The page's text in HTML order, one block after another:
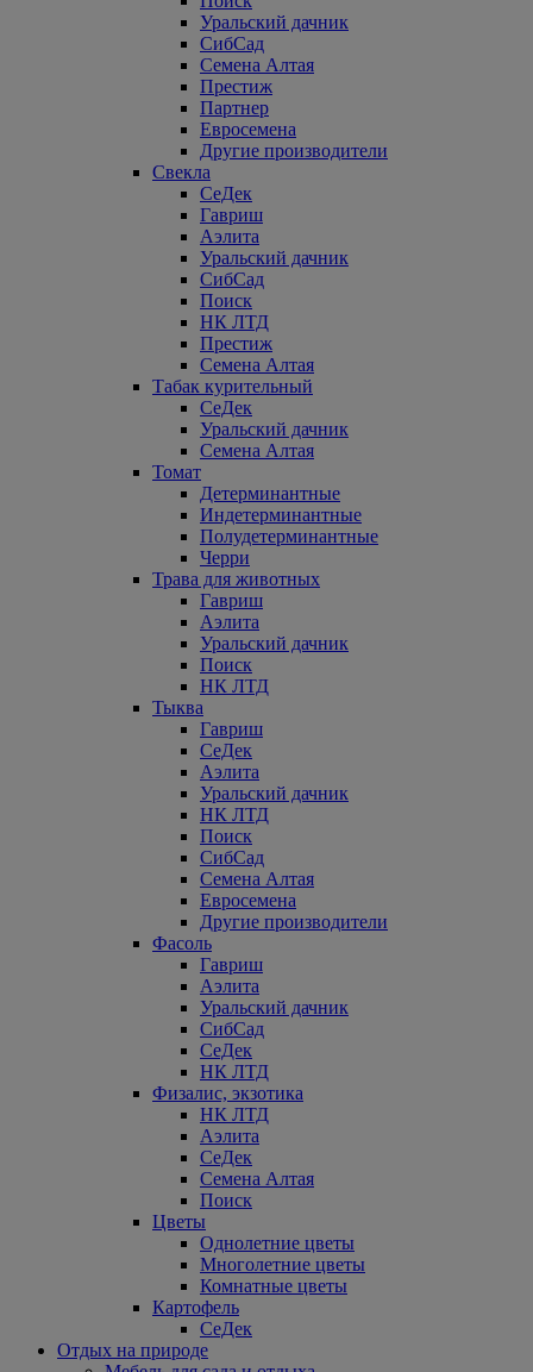
Уральский дачник
СибСад
Семена Алтая
Престиж
Партнер
Евросемена
Другие производители
Свекла
СеДек
Гавриш
Аэлита
Уральский дачник
СибСад
Поиск
НК ЛТД
Престиж
Семена Алтая
Табак курительный
СеДек
Уральский дачник
Семена Алтая
Томат
Детерминантные
Индетерминантные
Полудетерминантные
Черри
Трава для животных
Гавриш
Аэлита
Уральский дачник
Поиск
НК ЛТД
Тыква
Гавриш
СеДек
Аэлита
Уральский дачник
НК ЛТД
Поиск
СибСад
Семена Алтая
Евросемена
Другие производители
Фасоль
Гавриш
Аэлита
Уральский дачник
СибСад
СеДек
НК ЛТД
Физалис, экзотика
НК ЛТД
Аэлита
СеДек
Семена Алтая
Поиск
Цветы
Однолетние цветы
Многолетние цветы
Комнатные цветы
Картофель
СеДек
Отдых на природе